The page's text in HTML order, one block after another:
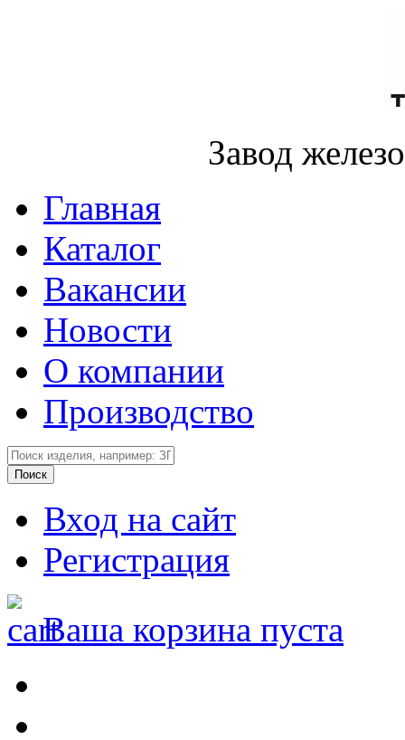
Завод
Главная
Каталог
Вакансии
Новости
О компании
Производство
Вход на сайт
Регистрация
Ваша корзина пуста